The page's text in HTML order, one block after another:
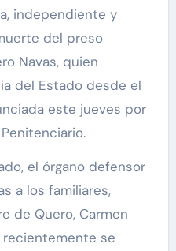
independiente y
del preso
Navas, quien
del Estado desde el
este jueves por
el órgano defensor
a los familiares,
de Quero, Carmen
recientemente se